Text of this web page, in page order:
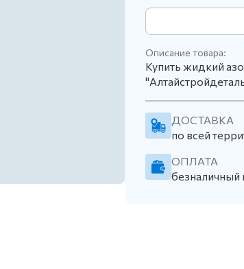
Описание товара:
Купить жидкий
ДОСТАВКА
по всей
ОПЛАТА
безналичный